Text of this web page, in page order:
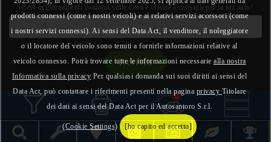
0
ricevi aggiornamenti continui sulle nostre offerte e consigli per la tua auto!
IT03649880659 Copyright © 2026 Autosantoro Point SRL. All rights
reserved. - Web ProjectArea Design|Studio Francesco Galdo
prodotti connessi (come i nostri veicoli) e ai relativi servizi accessori (come
i nostri servizi connessi). Ai sensi del Data Act, il venditore, il noleggiatore
o il locatore del veicolo sono tenuti a fornirle informazioni relative al
veicolo connesso. Potrà trovare tutte le informazioni necessarie alla nostra
Informativa sulla privacy Per qualsiasi domanda sui suoi diritti ai sensi del
Data Act, può contattare i riferimenti presenti nella pagina privacy Titolare
dei dati ai sensi del Data Act per il Autosantoro S.r.l.
(Cookie Settings) [ho capito ed accetto]